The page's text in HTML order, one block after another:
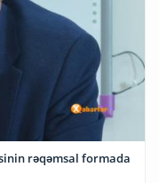
rəqəmsal formada